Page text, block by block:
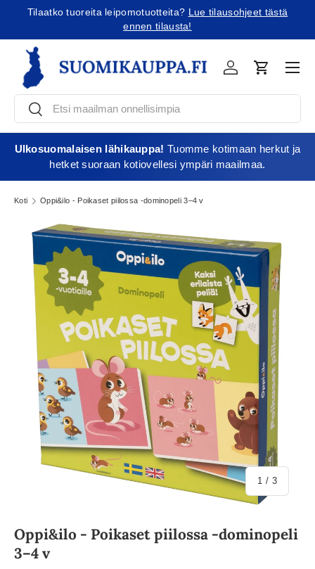
Tilaatko tuoreita leipomotuotteita? Lue tilausohjeet tästä
ennen tilausta!
EtsiEtsi
KirjauduOstoskori
Ulkosuomalaisen lähikauppa! Tuomme kotimaan herkut ja
hetket suoraan kotiovellesi ympäri maailmaa.
Koti Oppi&ilo - Poikaset piilossa -dominopeli 3–4 v
1 / /3
Oppi&ilo - Poikaset piilossa -dominopeli
3–4 v